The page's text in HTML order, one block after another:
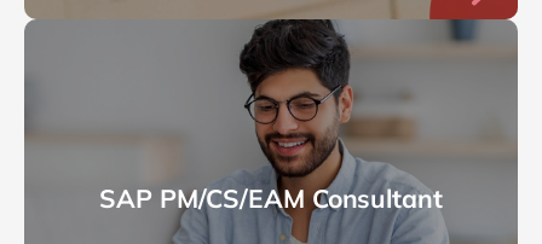
SAP PM/CS/EAM Consultant